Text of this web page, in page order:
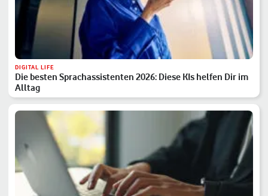
DIGITAL LIFE
Die besten Sprachassistenten 2026: Diese KIs helfen Dir im
Alltag